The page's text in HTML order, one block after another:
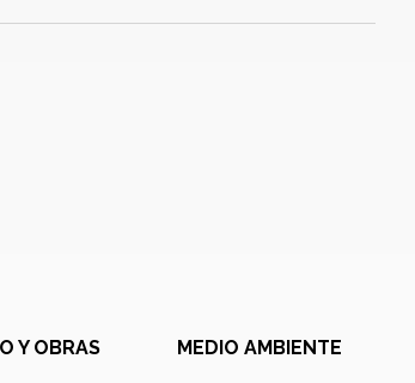
Y OBRAS MEDIO AMBIENTE